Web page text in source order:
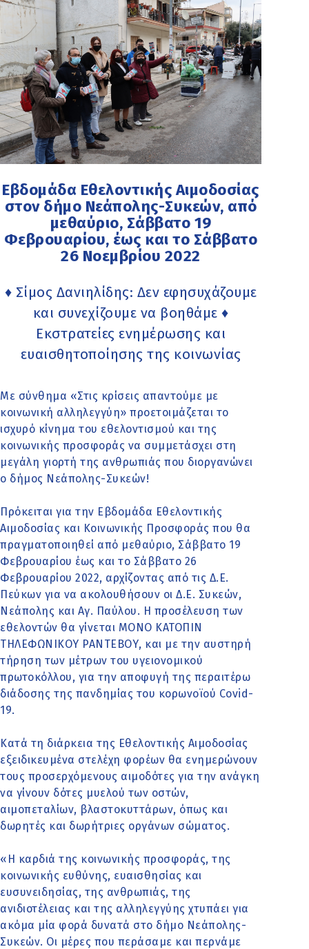
Εβδομάδα Εθελοντικής Αιμοδοσίας
στον δήμο Νεάπολης-Συκεών, από
μεθαύριο, Σάββατο 19
Φεβρουαρίου, έως και το Σάββατο
26 Νοεμβρίου 2022
♦ Σίμος Δανιηλίδης: Δεν εφησυχάζουμε
και συνεχίζουμε να βοηθάμε ♦
Εκστρατείες ενημέρωσης και
ευαισθητοποίησης της κοινωνίας
Με σύνθημα «Στις κρίσεις απαντούμε με
κοινωνική αλληλεγγύη» προετοιμάζεται το
ισχυρό κίνημα του εθελοντισμού και της
κοινωνικής προσφοράς να συμμετάσχει στη
μεγάλη γιορτή της ανθρωπιάς που διοργανώνει
ο δήμος Νεάπολης-Συκεών!
Πρόκειται για την Εβδομάδα Εθελοντικής
Αιμοδοσίας και Κοινωνικής Προσφοράς που θα
πραγματοποιηθεί από μεθαύριο, Σάββατο 19
Φεβρουαρίου έως και το Σάββατο 26
Φεβρουαρίου 2022, αρχίζοντας από τις Δ.Ε.
Πεύκων για να ακολουθήσουν οι Δ.Ε. Συκεών,
Νεάπολης και Αγ. Παύλου. Η προσέλευση των
εθελοντών θα γίνεται ΜΟΝΟ ΚΑΤΟΠΙΝ
ΤΗΛΕΦΩΝΙΚΟΥ ΡΑΝΤΕΒΟΥ, και με την αυστηρή
τήρηση των μέτρων του υγειονομικού
πρωτοκόλλου, για την αποφυγή της περαιτέρω
διάδοσης της πανδημίας του κορωνοϊού Covid-
19.
Κατά τη διάρκεια της Εθελοντικής Αιμοδοσίας
εξειδικευμένα στελέχη φορέων θα ενημερώνουν
τους προσερχόμενους αιμοδότες για την ανάγκη
να γίνουν δότες μυελού των οστών,
αιμοπεταλίων, βλαστοκυττάρων, όπως και
δωρητές και δωρήτριες οργάνων σώματος.
«Η καρδιά της κοινωνικής προσφοράς, της
κοινωνικής ευθύνης, ευαισθησίας και
ευσυνειδησίας, της ανθρωπιάς, της
ανιδιοτέλειας και της αλληλεγγύης χτυπάει για
ακόμα μία φορά δυνατά στο δήμο Νεάπολης-
Συκεών. Οι μέρες που περάσαμε και περνάμε